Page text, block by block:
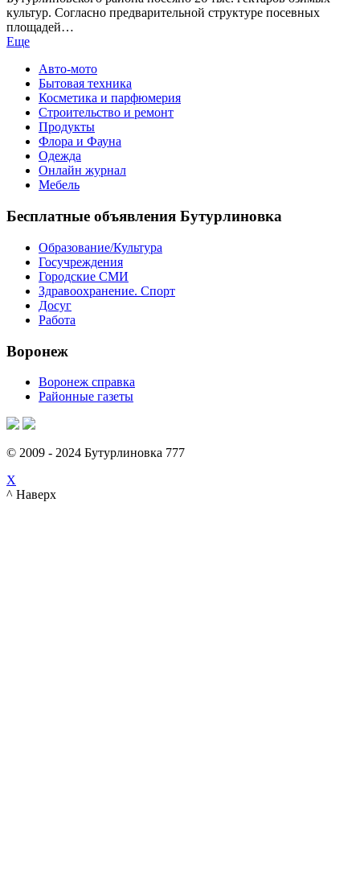
культур. Согласно предварительной структуре посевных
площадей…
Еще
Авто-мото
Бытовая техника
Косметика и парфюмерия
Строительство и ремонт
Продукты
Флора и Фауна
Одежда
Онлайн журнал
Мебель
Бесплатные объявления Бутурлиновка
Образование/Культура
Госучреждения
Городские СМИ
Здравоохранение. Спорт
Досуг
Работа
Воронеж
Воронеж справка
Районные газеты
© 2009 - 2024 Бутурлиновка 777
X
^ Наверх